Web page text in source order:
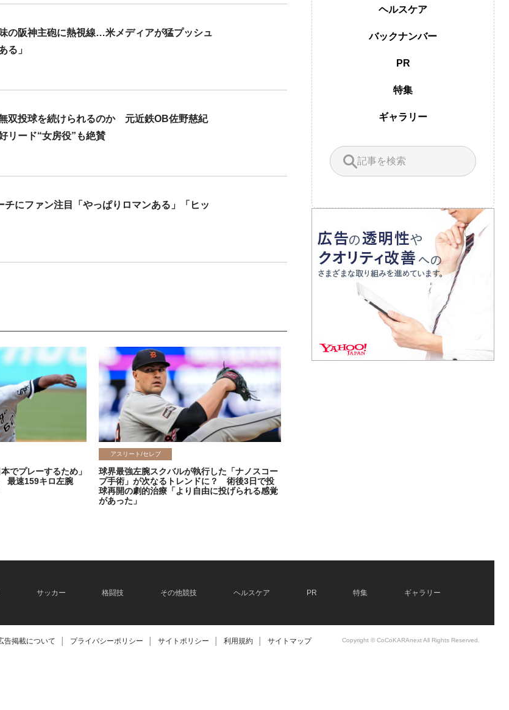
の阪神主砲に熱視線…米メディアが猛プッシュ
る」
双投球を続けられるのか 元近鉄OB佐野慈紀
リード“女房役”も絶賛
にファン注目「やっぱりロマンある」「ヒッ
でプレーするため」
最速159キロ左腕
アスリート/セレブ
球界最強左腕スクバルが執行した「ナノスコー
プ手術」が次なるトレンドに？ 術後3日で投
球再開の劇的治療「より自由に投げられる感覚
があった」
ヘルスケア
バックナンバー
PR
特集
ギャラリー
サッカー 格闘技 その他競技 ヘルスケア PR 特集 ギャラリー
告掲載について プライバシーポリシー サイトポリシー 利用規約 サイトマップ Copyright © CoCoKARAnext All Rights Reserved.